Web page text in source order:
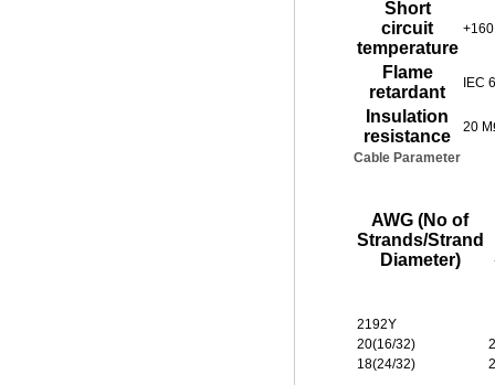
Short
circuit
temperature
Flame
retardant
IEC
Insulation
resistance
20
Cable Parameter
AWG (No of
Strands/Strand
Diameter)
2192Y
20(16/32)
18(24/32)